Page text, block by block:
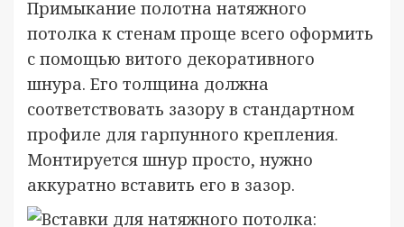
Примыкание полотна натяжного
потолка к стенам проще всего оформить
с помощью витого декоративного
шнура. Его толщина должна
соответствовать зазору в стандартном
профиле для гарпунного крепления.
Монтируется шнур просто, нужно
аккуратно вставить его в зазор.